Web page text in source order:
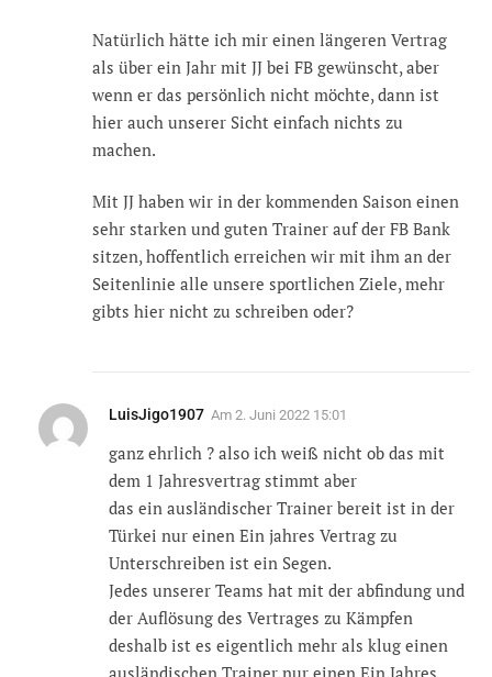
Natürlich hätte ich mir einen längeren Vertrag
als über ein Jahr mit JJ bei FB gewünscht, aber
wenn er das persönlich nicht möchte, dann ist
hier auch unserer Sicht einfach nichts zu
machen.
Mit JJ haben wir in der kommenden Saison einen
sehr starken und guten Trainer auf der FB Bank
sitzen, hoffentlich erreichen wir mit ihm an der
Seitenlinie alle unsere sportlichen Ziele, mehr
gibts hier nicht zu schreiben oder?
LuisJigo1907 Am 2. Juni 2022 15:01
ganz ehrlich ? also ich weiß nicht ob das mit
dem 1 Jahresvertrag stimmt aber
das ein ausländischer Trainer bereit ist in der
Türkei nur einen Ein jahres Vertrag zu
Unterschreiben ist ein Segen.
Jedes unserer Teams hat mit der abfindung und
der Auflösung des Vertrages zu Kämpfen
deshalb ist es eigentlich mehr als klug einen